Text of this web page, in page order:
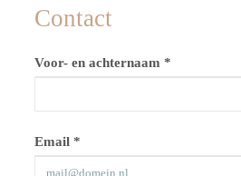
Contact
Voor- en achternaam *
Email *